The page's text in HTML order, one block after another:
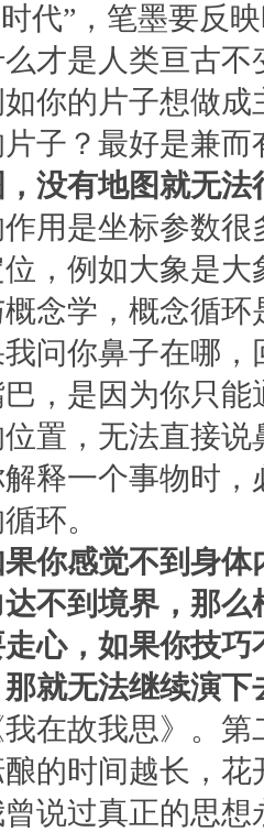
代”，笔墨要反
才是人类亘古不
你的片子想做
子？最好是兼而
没有地图就无法
用是坐标参数很
，例如大象是
念学，概念循环
问你鼻子在哪，
，是因为你只能
置，无法直接说
释一个事物时
环。
你感觉不到身体
不到境界，那么
心，如果你技巧
就无法继续演下
在故我思》。第
的时间越长，花
说过真正的思